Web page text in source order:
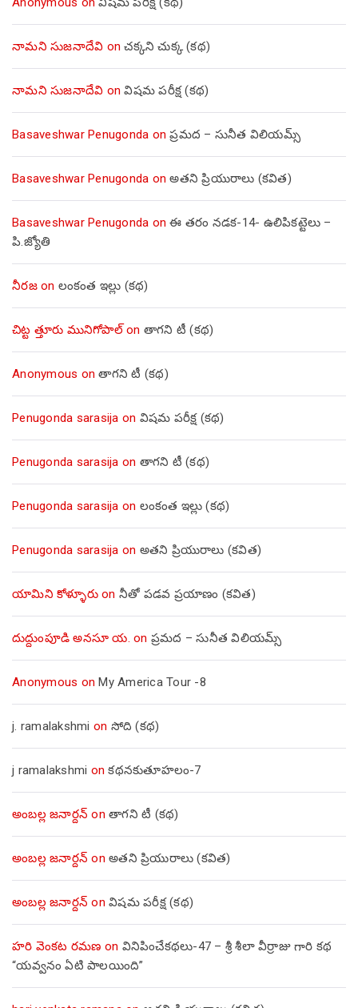
నామని సుజనాదేవి onచక్కని చుక్క (కథ)
నామని సుజనాదేవి onవిషమ పరీక్ష (క‌థ‌)
Basaveshwar Penugonda onప్రమద – సునీత విలియమ్స్
Basaveshwar Penugonda onఅతని ప్రియురాలు (కవిత)
Basaveshwar Penugonda onఈ తరం నడక-14- ఉలిపికట్టెలు –
పి.జ్యోతి
నీరజon లంకంత ఇల్లు (కథ)
చిట్ట త్తూరు మునిగోపాల్on తాగని టీ (కథ)
Anonymous onతాగని టీ (కథ)
Penugonda sarasija on విషమ పరీక్ష (క‌థ‌)
Penugonda sarasija on తాగని టీ (కథ)
Penugonda sarasija on లంకంత ఇల్లు (కథ)
Penugonda sarasija on అతని ప్రియురాలు (కవిత)
యామిని కోళ్ళూరుon నీతో పడవ ప్రయాణం (కవిత)
దుద్దుంపూడి అనసూ య. on ప్రమద – సునీత విలియమ్స్
Anonymous onMy America Tour -8
j. ramalakshmi on సోది (కథ)
j ramalakshmi onకథనకుతూహలం-7
అంబల్ల జనార్దన్ on తాగని టీ (కథ)
అంబల్ల జనార్దన్ on అతని ప్రియురాలు (కవిత)
అంబల్ల జనార్దన్ on విషమ పరీక్ష (క‌థ‌)
హరి వెంకట రమణ on వినిపించేకథలు-47 – శ్రీ శీలా వీర్రాజు గారి కథ
“యవ్వనం ఏటి పాలయింది”